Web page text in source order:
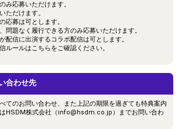
み応募いただけます。
ただけます。
応募は可とします。
問題なく履行できる方のみ応募いただけます。
配信に出演するコラボ配信は可とします。
ルールはこちらをご確認ください。
合わせ先
てのお問い合わせ、また上記の期限を過ぎても特典案内
HSDM株式会社（info@hsdm.co.jp）までお問い合わ